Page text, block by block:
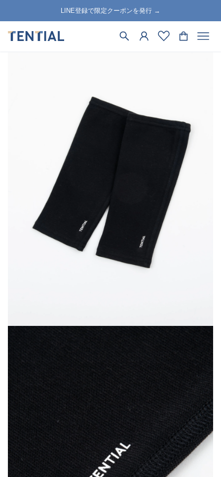
LINE登録で限定クーポンを発行 →